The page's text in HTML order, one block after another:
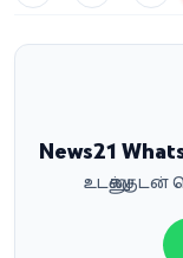
News21